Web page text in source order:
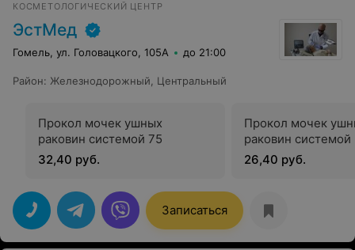
КОСМЕТОЛОГИЧЕСКИЙ ЦЕНТР
ЭстМед
Гомель, ул. Головацкого, 105А до 21:00
Район: Железнодорожный Центральный
Прокол мочек ушных
раковин системой 75
32,40 руб.
Прокол мочек
раковин
26,40 руб.
Записаться